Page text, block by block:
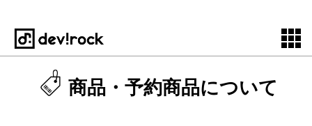
商品・予約商品について